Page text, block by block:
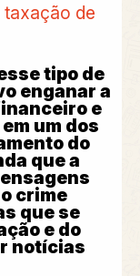
taxação de
tipo de
enganar a
e
um dos
do
que a
crime
que se
e do
notícias